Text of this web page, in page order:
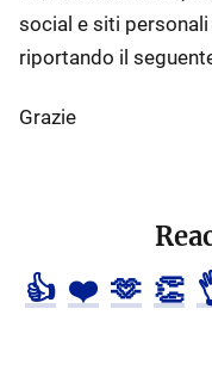
social e siti
riportando il
Grazie
👍 ❤️ 🫶 👏